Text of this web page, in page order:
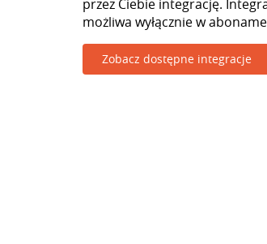
przez Ciebie integrację.
możliwa wyłącznie w
Zobacz dostępne integracje